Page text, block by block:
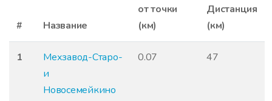
# Название
от точки
(км)
Дистанция
(км)
1
Мехзавод-Старо-
и
Новосемейкино
0.07 47